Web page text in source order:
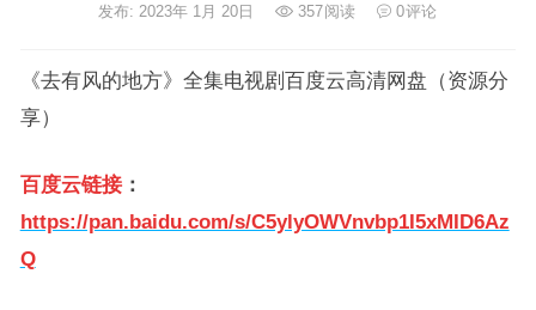
发布: 2023年 1月 20日 357阅读 0评论
《去有风的地方》全集电视剧百度云高清网盘（资源分
享）
百度云链接：
https://pan.baidu.com/s/C5ylyOWVnvbp1I5xMID6Az
Q